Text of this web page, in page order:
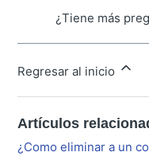
¿Tiene más
Regresar al inicio
Artículos
¿Como eliminar a un